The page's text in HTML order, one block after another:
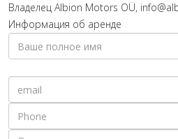
Владелец Albion Motors OÜ,
Информация об аренде